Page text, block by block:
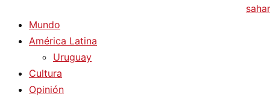
Mundo
América Latina
Uruguay
Cultura
Opinión